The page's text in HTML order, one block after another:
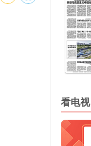
看电视